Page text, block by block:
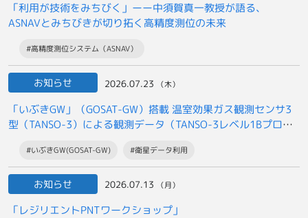
「利用が技術をみちびく」ーー中須賀真一教授が語る、
ASNAVとみちびきが切り拓く高精度測位の未来
#高精度測位システム（ASNAV）
お知らせ 2026.07.23 （木）
「いぶきGW」（GOSAT-GW）搭載 温室効果ガス観測センサ3
型（TANSO-3）による観測データ（TANSO-3レベル1Bプロダ
一般提供開始について
#いぶきGW(GOSAT-GW) #衛星データ利用
お知らせ 2026.07.13 （月）
「レジリエントPNTワークショップ」